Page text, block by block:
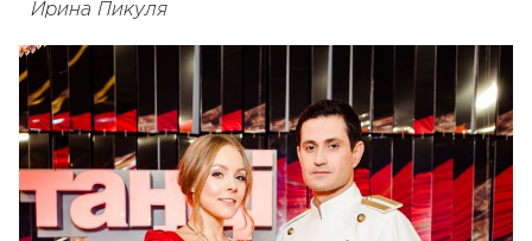
Ирина Пикуля